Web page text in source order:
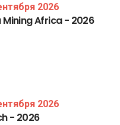
2026
MiningAfrica- 2026
2026
- 2026